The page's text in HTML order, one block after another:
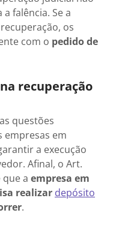
falência. Se a
os
com o pedido de
recuperação
questões
empresas em
a execução
Afinal, o Art.
que a empresa em
realizar depósito
.